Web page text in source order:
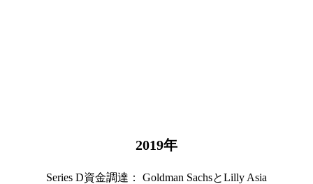
2019年
Series D資金調達： Goldman SachsとLilly Asia